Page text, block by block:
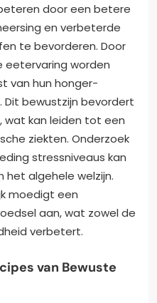
door een betere
en verbeterde
te bevorderen. Door
eetervaring worden
van hun honger-
Dit bewustzijn bevordert
kan leiden tot een
ziekten. Onderzoek
stressniveaus kan
het algehele welzijn.
moedigt een
aan, wat zowel de
verbetert.
van Bewuste